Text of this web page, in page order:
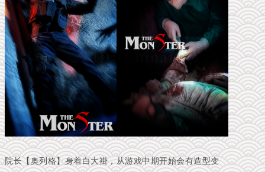
院长【奥列格】身着白大褂，从游戏中期开始会有造型变